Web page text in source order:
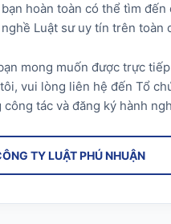
hoàn toàn có thể tìm đến
Luật sư uy tín trên toàn
mong muốn được trực
vui lòng liên hệ đến Tổ
công tác và đăng ký hành
TY LUẬT PHÚ NHUẬN